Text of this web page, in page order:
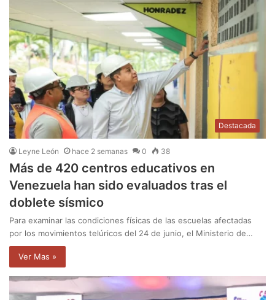
Destacada
Leyne León hace 2 semanas 0 38
Más de 420 centros educativos en
Venezuela han sido evaluados tras el
doblete sísmico
Para examinar las condiciones físicas de las escuelas afectadas
por los movimientos telúricos del 24 de junio, el Ministerio de…
Ver Mas »